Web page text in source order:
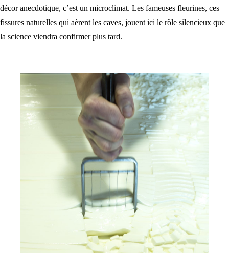
décor anecdotique, c’est un microclimat. Les fameuses fleurines, ces
fissures naturelles qui aèrent les caves, jouent ici le rôle silencieux que
la science viendra confirmer plus tard.